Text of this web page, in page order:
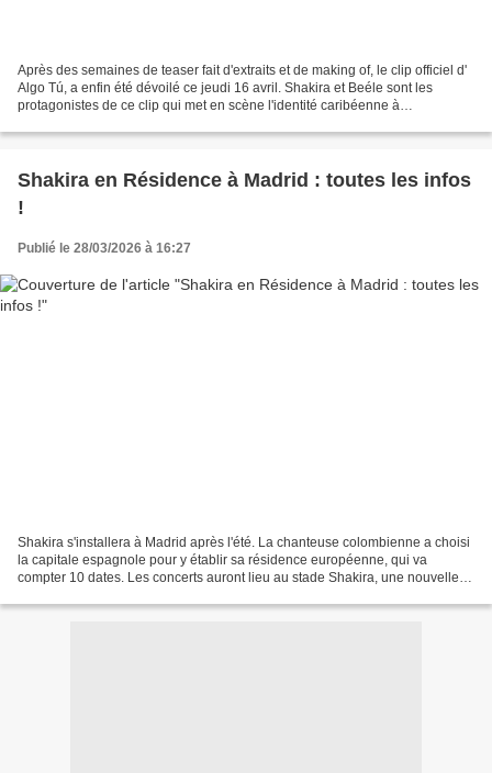
Après des semaines de teaser fait d'extraits et de making of, le clip officiel d'
Algo Tú, a enfin été dévoilé ce jeudi 16 avril. Shakira et Beéle sont les
protagonistes de ce clip qui met en scène l'identité caribéenne à
Shakira en Résidence à Madrid : toutes les infos
!
Publié le 28/03/2026 à 16:27
Shakira s'installera à Madrid après l'été. La chanteuse colombienne a choisi
la capitale espagnole pour y établir sa résidence européenne, qui va
compter 10 dates. Les concerts auront lieu au stade Shakira, une nouvelle